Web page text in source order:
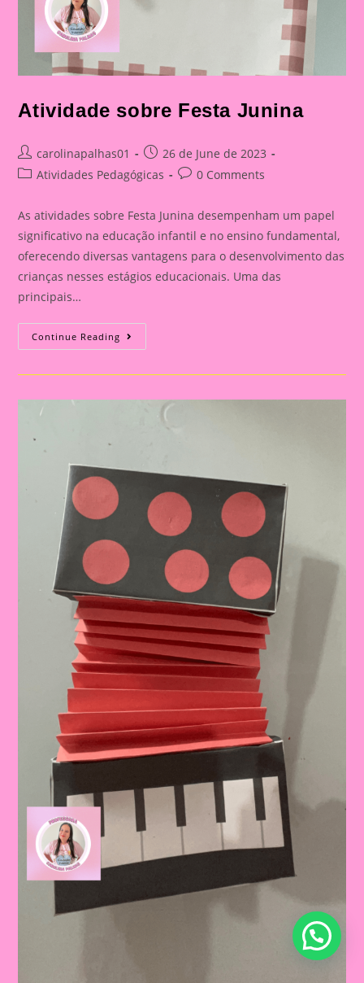
Atividade sobre Festa Junina
Post
author:
carolinapalhas01
Post
published:
26 de June de 2023
PostAtividades Pedagógicas
Post0 Comments
As atividades sobre Festa Junina desempenham um papel
significativo na educação infantil e no ensino fundamental,
oferecendo diversas vantagens para o desenvolvimento das
crianças nesses estágios educacionais. Uma das
principais…
Continue Reading Atividade
Sobre
Junina